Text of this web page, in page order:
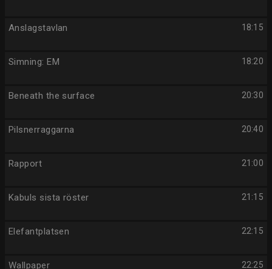
18:15
Anslagstavlan
18:20
Simning: EM
20:30
Beneath the surface
20:40
Pilsnerraggarna
21:00
Rapport
21:15
Kabuls sista röster
22:15
Elefantplatsen
22:25
Wallpaper